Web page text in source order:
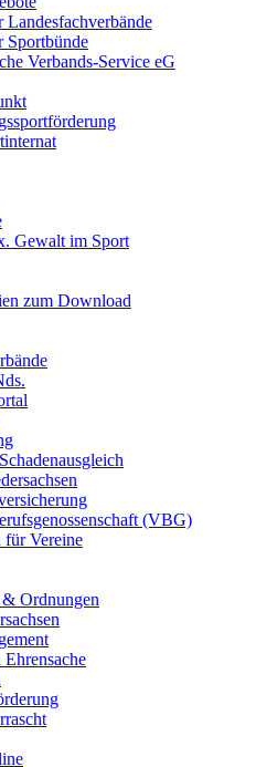
Sportbünde
Verbands-Service eG
Gewalt im Sport
zum Download
(VBG)
für Vereine
Ordnungen